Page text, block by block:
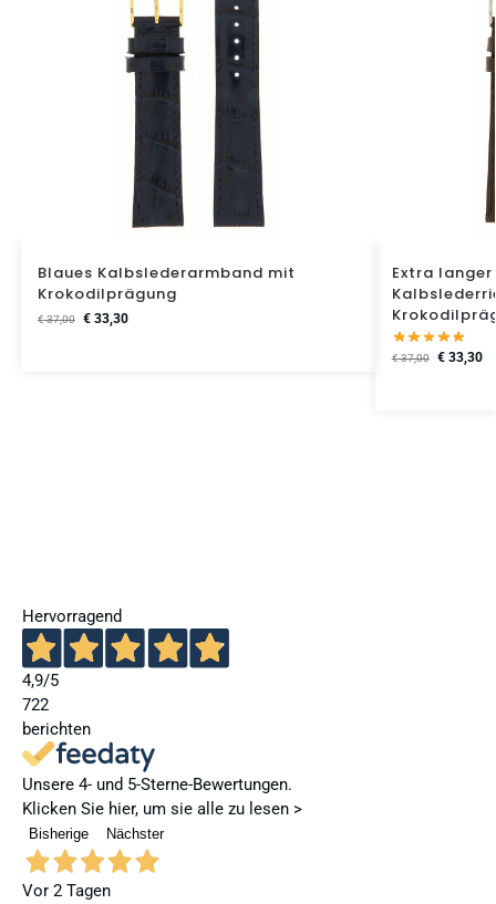
Blaues Kalbslederarmband mit
Krokodilprägung
€37,00 €33,30
Extra
€37,00 €33,30
Hervorragend
4,9/5
722
berichten
Unsere 4- und 5-Sterne-Bewertungen.
Klicken Sie hier, um sie alle zu lesen >
Bisherige Nächster
Vor 2 Tagen